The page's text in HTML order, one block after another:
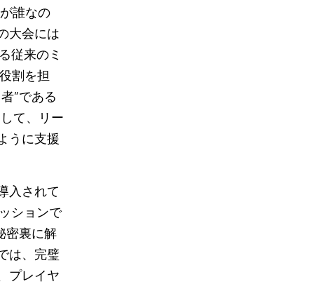
誰なの
大会には
従来のミ
割を担
”である
て、リー
うに支援
入されて
ションで
密裏に解
は、完璧
プレイヤ